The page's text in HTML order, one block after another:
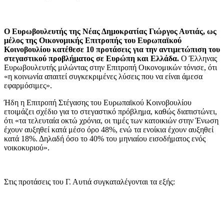
Ο Ευρωβουλευτής της Νέας Δημοκρατίας Γιώργος Αυτιάς, ως
μέλος της Οικονομικής Επιτροπής του Ευρωπαϊκού
Κοινοβουλίου κατέθεσε 10 προτάσεις για την αντιμετώπιση του
στεγαστικού προβλήματος σε Ευρώπη και Ελλάδα. Ο Έλληνας
Ευρωβουλευτής μιλώντας στην Επιτροπή Οικονομικών τόνισε, ότι
«η κοινωνία απαιτεί συγκεκριμένες λύσεις που να είναι άμεσα
εφαρμόσιμες».
Ήδη η Επιτροπή Στέγασης του Ευρωπαϊκού Κοινοβουλίου
ετοιμάζει σχέδιο για το στεγαστικό πρόβλημα, καθώς διαπιστώνει,
ότι «τα τελευταία οκτώ χρόνια, οι τιμές των κατοικιών στην Ένωση
έχουν αυξηθεί κατά μέσο όρο 48%, ενώ τα ενοίκια έχουν αυξηθεί
κατά 18%. Δηλαδή όσο το 40% του μηνιαίου εισοδήματος ενός
νοικοκυριού».
Στις προτάσεις του Γ. Αυτιά συγκαταλέγονται τα εξής: